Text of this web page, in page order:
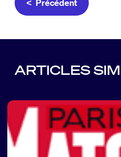
< Précédent
ARTICLES